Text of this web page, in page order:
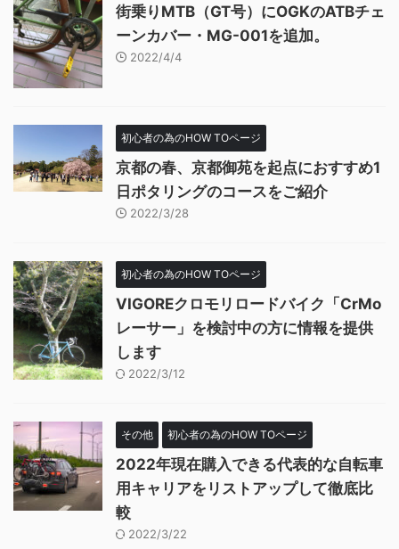
街乗りMTB（GT号）にOGKのATBチェ
ーンカバー・MG-001を追加。
2022/4/4
初心者の為のHOW TOページ
京都の春、京都御苑を起点におすすめ1
日ポタリングのコースをご紹介
2022/3/28
初心者の為のHOW TOページ
VIGOREクロモリロードバイク「CrMo
レーサー」を検討中の方に情報を提供
します
2022/3/12
その他 初心者の為のHOW TOページ
2022年現在購入できる代表的な自転車
用キャリアをリストアップして徹底比
較
2022/3/22